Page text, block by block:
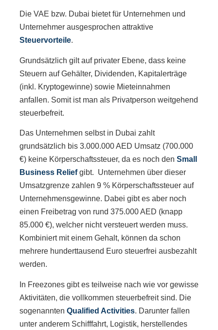
Die VAE bzw. Dubai bietet für Unternehmen und
Unternehmer ausgesprochen attraktive
Steuervorteile.
Grundsätzlich gilt auf privater Ebene, dass keine
Steuern auf Gehälter, Dividenden, Kapitalerträge
(inkl. Kryptogewinne) sowie Mieteinnahmen
anfallen. Somit ist man als Privatperson weitgehend
steuerbefreit.
Das Unternehmen selbst in Dubai zahlt
grundsätzlich bis 3.000.000 AED Umsatz (700.000
€) keine Körperschaftssteuer, da es noch den Small
Business Reliefgibt. Unternehmen über dieser
Umsatzgrenze zahlen 9 % Körperschaftssteuer auf
Unternehmensgewinne. Dabei gibt es aber noch
einen Freibetrag von rund 375.000 AED (knapp
85.000 €), welcher nicht versteuert werden muss.
Kombiniert mit einem Gehalt, können da schon
mehrere hunderttausend Euro steuerfrei ausbezahlt
werden.
In Freezones gibt es teilweise nach wie vor gewisse
Aktivitäten, die vollkommen steuerbefreit sind. Die
sogenannten Qualified Activities. Darunter fallen
unter anderem Schifffahrt, Logistik, herstellendes